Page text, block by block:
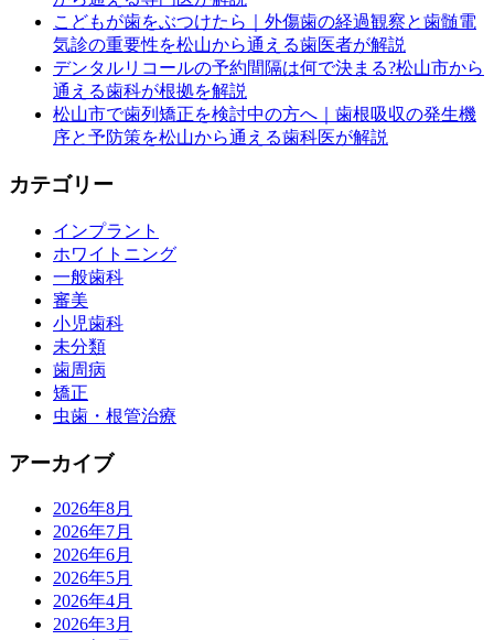
こどもが歯をぶつけたら｜外傷歯の経過観察と歯髄電
気診の重要性を松山から通える歯医者が解説
デンタルリコールの予約間隔は何で決まる?松山市から
通える歯科が根拠を解説
松山市で歯列矯正を検討中の方へ｜歯根吸収の発生機
序と予防策を松山から通える歯科医が解説
カテゴリー
インプラント
ホワイトニング
一般歯科
審美
小児歯科
未分類
歯周病
矯正
虫歯・根管治療
アーカイブ
2026年8月
2026年7月
2026年6月
2026年5月
2026年4月
2026年3月